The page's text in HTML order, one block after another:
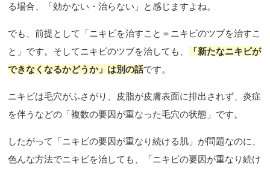
る場合、「効かない・治らない」と感じますよね。
でも、前提として「ニキビを治すこと＝ニキビのツブを治すこ
と」です。そしてニキビのツブを治しても、
「新たなニキビが
できなくなるかどうか」は別の話です。
ニキビは毛穴がふさがり、皮脂が皮膚表面に排出されず、炎症
を伴うなどの「複数の要因が重なった毛穴の状態」です。
したがって「ニキビの要因が重なり続ける肌」が問題なのに、
色んな方法でニキビを治しても、「ニキビの要因が重なり続け